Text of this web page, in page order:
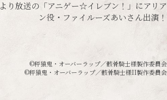
り放送の「アニゲー☆イレブン！」にアリア
ン役・ファイルーズあいさん出演！
©秤猿鬼・オーバーラップ／骸骨騎士様製作委員会
©秤猿鬼・オーバーラップ／骸骨騎士様II製作委員会